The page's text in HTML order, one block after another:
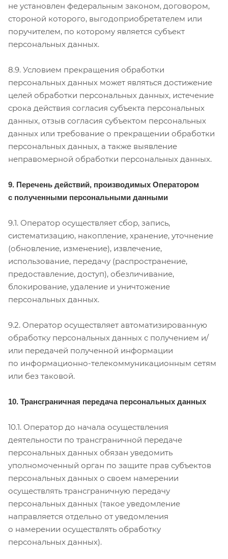
не установлен федеральным законом, договором,
стороной которого, выгодоприобретателем или
поручителем, по которому является субъект
персональных данных.
8.9. Условием прекращения обработки
персональных данных может являться достижение
целей обработки персональных данных, истечение
срока действия согласия субъекта персональных
данных, отзыв согласия субъектом персональных
данных или требование о прекращении обработки
персональных данных, а также выявление
неправомерной обработки персональных данных.
9. Перечень действий, производимых Оператором
с полученными персональными данными
9.1. Оператор осуществляет сбор, запись,
систематизацию, накопление, хранение, уточнение
(обновление, изменение), извлечение,
использование, передачу (распространение,
предоставление, доступ), обезличивание,
блокирование, удаление и уничтожение
персональных данных.
9.2. Оператор осуществляет автоматизированную
обработку персональных данных с получением и/
или передачей полученной информации
по информационно-телекоммуникационным сетям
или без таковой.
10. Трансграничная передача персональных данных
10.1. Оператор до начала осуществления
деятельности по трансграничной передаче
персональных данных обязан уведомить
уполномоченный орган по защите прав субъектов
персональных данных о своем намерении
осуществлять трансграничную передачу
персональных данных (такое уведомление
направляется отдельно от уведомления
о намерении осуществлять обработку
персональных данных).